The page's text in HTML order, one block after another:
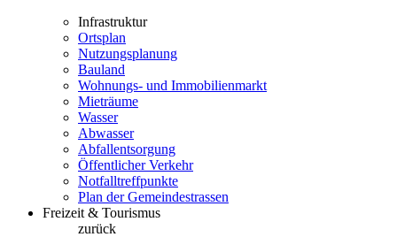
Infrastruktur
Ortsplan
Nutzungsplanung
Bauland
Wohnungs- und Immobilienmarkt
Mieträume
Wasser
Abwasser
Abfallentsorgung
Öffentlicher Verkehr
Notfalltreffpunkte
Plan der Gemeindestrassen
Freizeit & Tourismus
zurück